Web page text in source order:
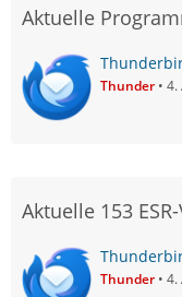
Aktuelle
Thunder 4.
Aktuelle 153
Thunder 4.